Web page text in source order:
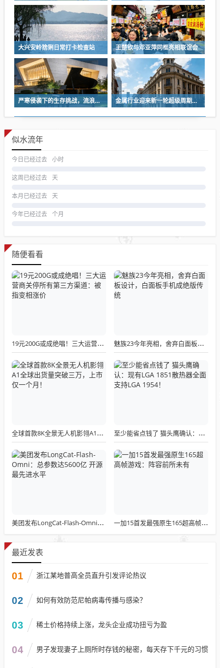
大兴安岭猞猁日常打卡检查站 王楚钦与邓亚萍同框亮相联谊会
严寒侵袭下的生存挑战，流浪汉依赖木板与破旧衣物维生 金属行业迎来新一轮超级周期的机会与挑战
似水流年
今日已经过去 小时
这周已经过去 天
本月已经过去 天
今年已经过去 个月
随便看看
19元200G或成绝唱！三大运营商关停所有第三方渠道：被指变相涨价 魅族23今年亮相，舍弃白面板设计，白面板手机成绝版传统
全球首款8K全景无人机影翎A1全球出货量突破三万，上市仅一个月！ 至少能省点钱了 猫头鹰确认：现有LGA 1851散热器全面支持LGA 1954！
美团发布LongCat-Flash-Omni：总参数达5600亿 开源最先进水平 一加15首发最强原生165超高帧游戏：阵容前所未有
最近发表
01 浙江某地普高全员直升引发评论热议
02 如何有效防范尼帕病毒传播与感染？
03 稀土价格持续上涨，龙头企业成功扭亏为盈
04 男子发现妻子上厕所时存钱的秘密，每天存下千元的习惯